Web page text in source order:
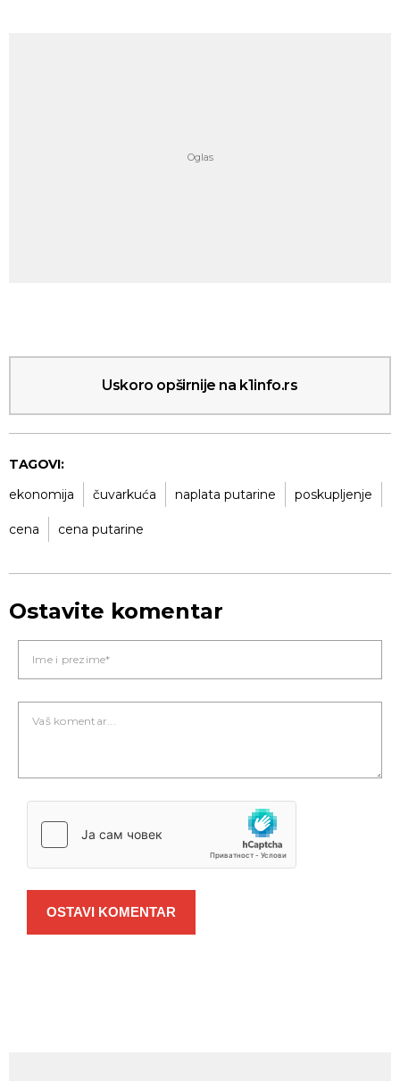
Uskoro opširnije na k1info.rs
TAGOVI:
ekonomija
čuvarkuća naplata putarine poskupljenje
cena cena putarine
Ostavite komentar
OSTAVI KOMENTAR